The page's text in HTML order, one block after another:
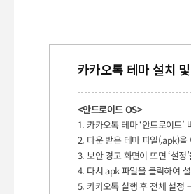
카카오톡 테마 설치
<안드로이드 OS>
1. 카카오톡 테마 ‘안드로이드’
2. 다운 받은 테마 파일(.apk)
3. 보안 경고 화면이 뜨면 ‘설정
4. 다시 apk 파일을 클릭하여
5. 카카오톡 실행 후 전체 설